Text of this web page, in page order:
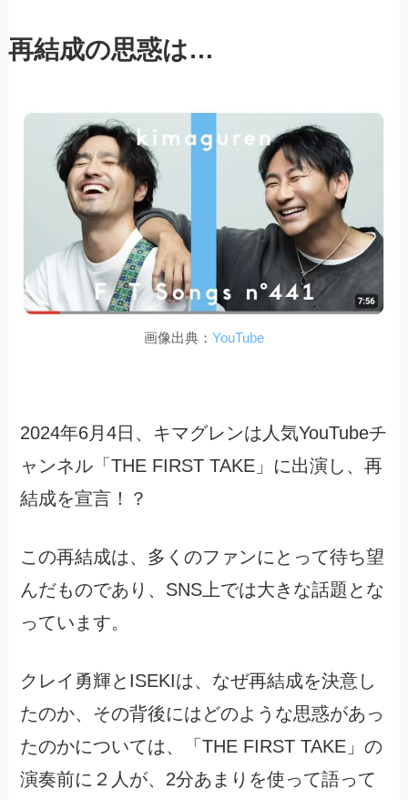
再結成の思惑は…
画像出典： YouTube
2024年6月4日、キマグレンは人気YouTubeチ
ャンネル「THE FIRST TAKE」に出演し、再
結成を宣言！？
この再結成は、多くのファンにとって待ち望
んだものであり、SNS上では大きな話題とな
っています。
クレイ勇輝とISEKIは、なぜ再結成を決意し
たのか、その背後にはどのような思惑があっ
たのかについては、「THE FIRST TAKE」の
演奏前に２人が、2分あまりを使って語って